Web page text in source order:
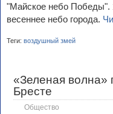
"Майское небо Победы".
весеннее небо города.
Теги: воздушный змей
«Зеленая волна»
Бресте
Общество